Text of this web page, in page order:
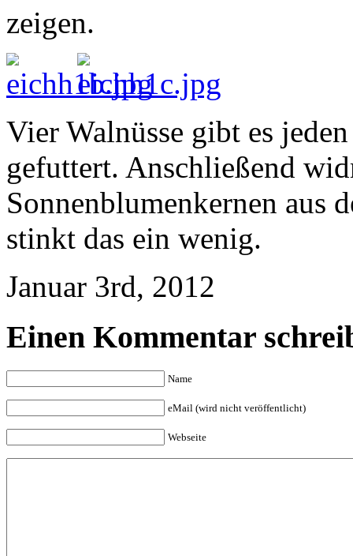
zeigen.
Vier Walnüsse gibt es
gefuttert. Anschließend
Sonnenblumenkernen aus
stinkt das ein wenig.
Januar 3rd, 2012
Einen Kommentar
Name
eMail (wird nicht veröffentlicht)
Webseite